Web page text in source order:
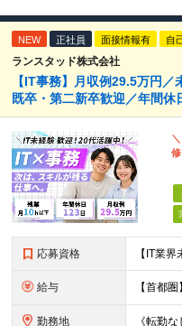
NEW 正社員 面接情報有 自
ランスタッド株式会社
【IT事務】月収例29.5万円
既卒・第二新卒歓迎／年間休
応募資格
給与
勤務地